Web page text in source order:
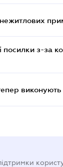
посилки з-за